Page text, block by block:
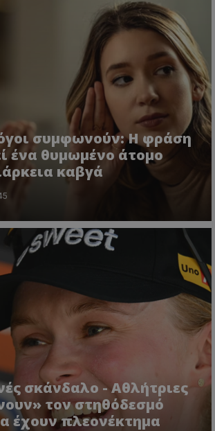
συμφωνούν: Η φράση
ένα θυμωμένο άτομο
καβγά
σκάνδαλο - Aθλήτριες
τον στηθόδεσμό
έχουν πλεονέκτημα